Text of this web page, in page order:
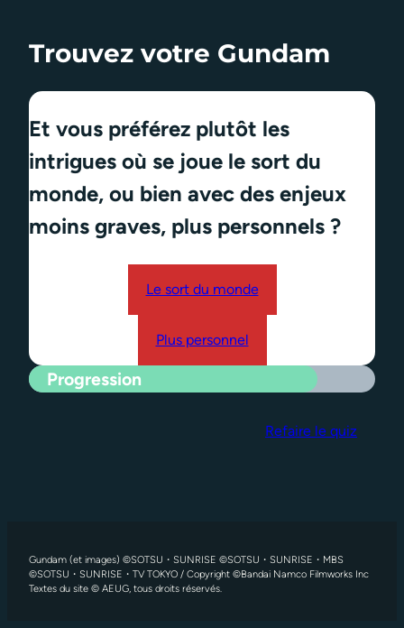
Trouvez votre Gundam
Et vous préférez plutôt les
intrigues où se joue le sort du
monde, ou bien avec des enjeux
moins graves, plus personnels ?
Le sort du monde
Plus personnel
Progression
Refaire le quiz
Gundam (et images) ©SOTSU・SUNRISE ©SOTSU・SUNRISE・MBS
©SOTSU・SUNRISE・TV TOKYO / Copyright ©Bandai Namco Filmworks Inc
Textes du site © AEUG, tous droits réservés.